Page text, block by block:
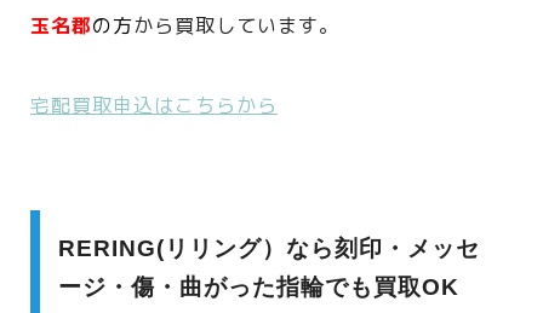
玉名郡の方から買取しています。
宅配買取申込はこちらから
RERING(リリング）なら刻印・メッセ
ージ・傷・曲がった指輪でも買取OK